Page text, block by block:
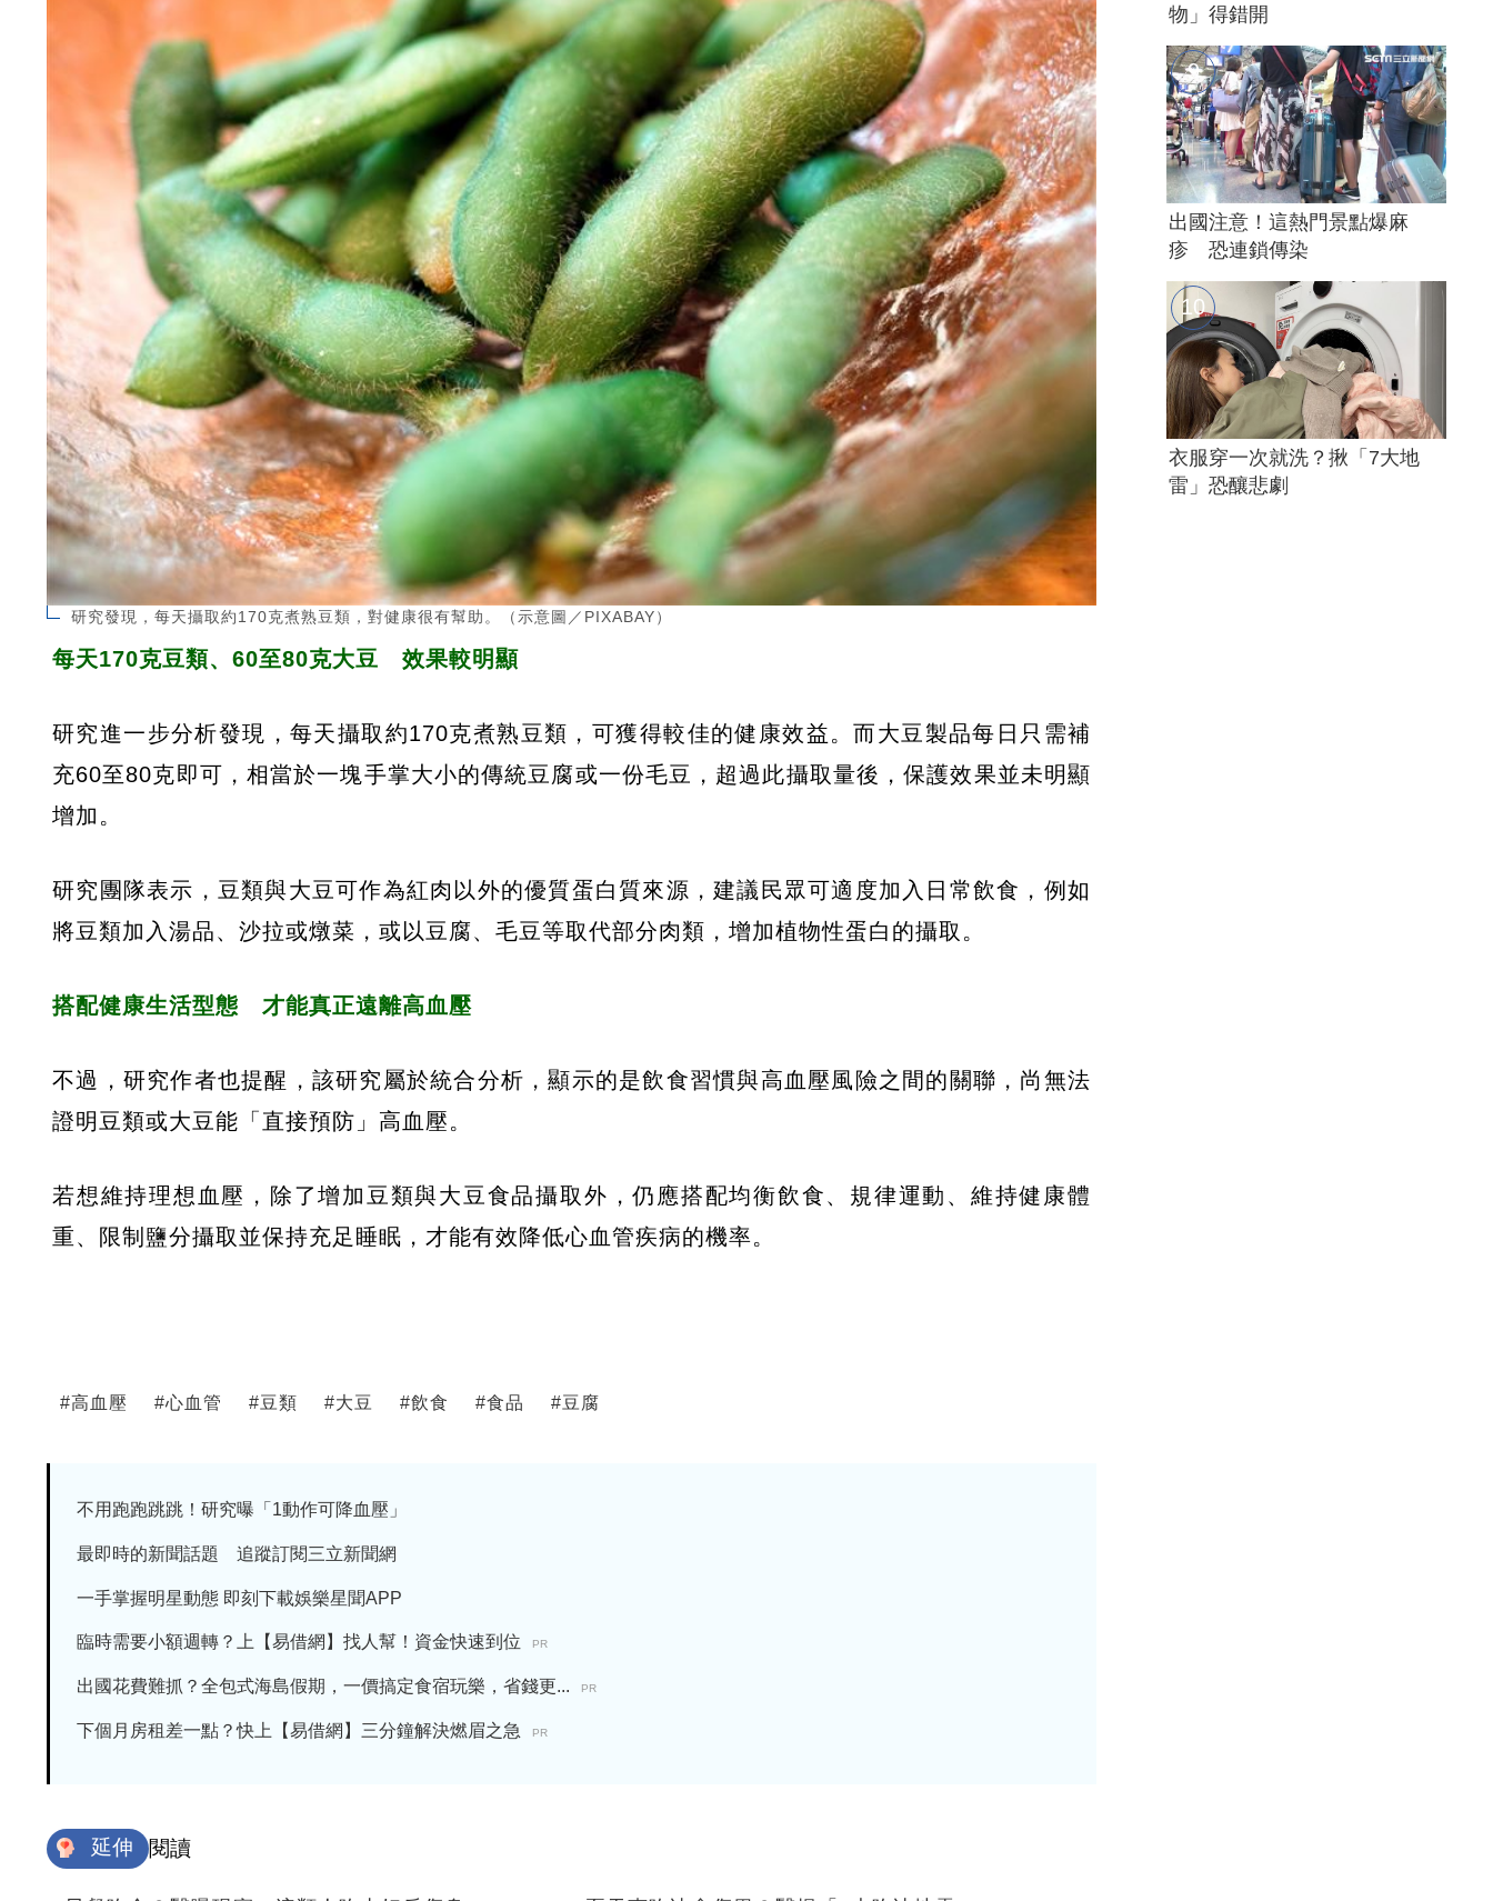
研究發現，每天攝取約170克煮熟豆類，對健康很有幫助。（示意圖／PIXABAY）
每天170克豆類、60至80克大豆 效果較明顯
研究進一步分析發現，每天攝取約170克煮熟豆類，可獲得較佳的健康效益。而大豆製品每日只需補
充60至80克即可，相當於一塊手掌大小的傳統豆腐或一份毛豆，超過此攝取量後，保護效果並未明顯
增加。
研究團隊表示，豆類與大豆可作為紅肉以外的優質蛋白質來源，建議民眾可適度加入日常飲食，例如
將豆類加入湯品、沙拉或燉菜，或以豆腐、毛豆等取代部分肉類，增加植物性蛋白的攝取。
搭配健康生活型態 才能真正遠離高血壓
不過，研究作者也提醒，該研究屬於統合分析，顯示的是飲食習慣與高血壓風險之間的關聯，尚無法
證明豆類或大豆能「直接預防」高血壓。
若想維持理想血壓，除了增加豆類與大豆食品攝取外，仍應搭配均衡飲食、規律運動、維持健康體
重、限制鹽分攝取並保持充足睡眠，才能有效降低心血管疾病的機率。
#高血壓 #心血管 #豆類 #大豆 #飲食 #食品 #豆腐
不用跑跑跳跳！研究曝「1動作可降血壓」
最即時的新聞話題 追蹤訂閱三立新聞網
一手掌握明星動態 即刻下載娛樂星聞APP
臨時需要小額週轉？上【易借網】找人幫！資金快速到位 PR
出國花費難抓？全包式海島假期，一價搞定食宿玩樂，省錢更... PR
下個月房租差一點？快上【易借網】三分鐘解決燃眉之急 PR
延伸 閱讀
物」得錯開
出國注意！這熱門景點爆麻
疹 恐連鎖傳染
衣服穿一次就洗？揪「7大地
雷」恐釀悲劇